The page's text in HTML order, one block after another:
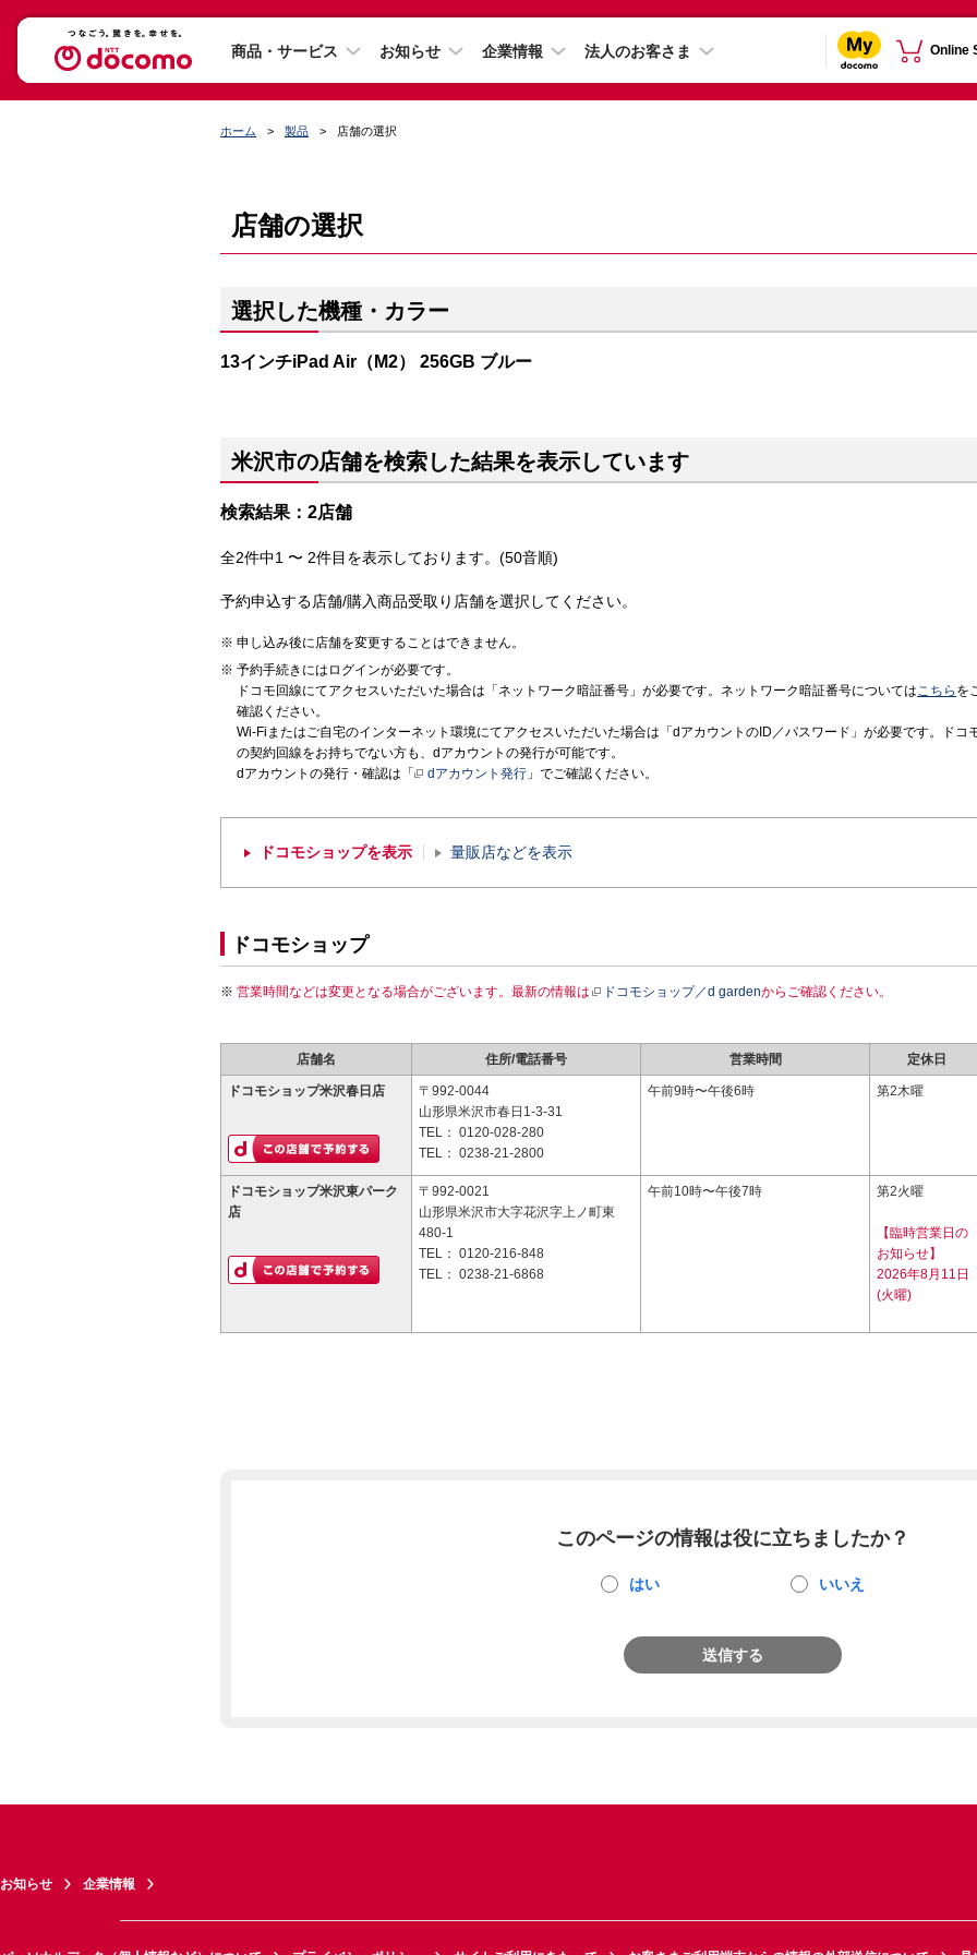
商品・サービス お知らせ 企業情報 法人のお客さま Online
ホーム 製品 店舗の選択
店舗の選択
選択した機種・カラー
13インチiPad Air（M2） 256GB ブルー
米沢市の店舗を検索した結果を表示しています
検索結果：2店舗
全2件中1 〜 2件目を表示しております。(50音順)
予約申込する店舗/購入商品受取り店舗を選択してください。
申し込み後に店舗を変更することはできません。
予約手続きにはログインが必要です。
ドコモ回線にてアクセスいただいた場合は「ネットワーク暗証番号」が必要です。ネットワーク暗証番号についてはこちら を
確認ください。
Wi-Fiまたはご自宅のインターネット環境にてアクセスいただいた場合は「dアカウントのID／パスワード」が必要です。ドコ
の契約回線をお持ちでない方も、dアカウントの発行が可能です。
dアカウントの発行・確認は「
dアカウント発行 」でご確認ください。
ドコモショップを表示 量販店などを表示
ドコモショップ
営業時間などは変更となる場合がございます。最新の情報は ドコモショップ／d gardenからご確認ください。
店舗名 住所/電話番号 営業時間 定休日
ドコモショップ米沢春日店
〒992-0044
山形県米沢市春日1-3-31
TEL： 0120-028-280
TEL： 0238-21-2800
午前9時〜午後6時 第2木曜
ドコモショップ米沢東パーク
店
〒992-0021
山形県米沢市大字花沢字上ノ町東
480-1
TEL： 0120-216-848
TEL： 0238-21-6868
午前10時〜午後7時 第2火曜
【臨時営業日の
お知らせ】
2026年8月11日
(火曜)
このページの情報は役に立ちましたか？
はい いいえ
送信する
お知らせ 企業情報